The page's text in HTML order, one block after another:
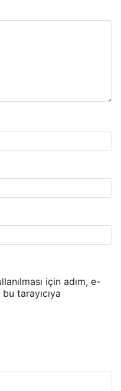
için adım, e-
tarayıcıya